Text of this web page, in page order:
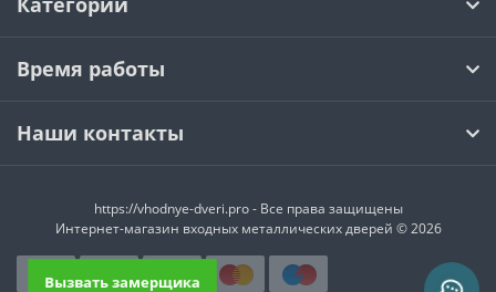
Время работы
Наши контакты
https://vhodnye-dveri.pro - Все права защищены
Интернет-магазин входных металлических дверей © 2026
Вызвать замерщика